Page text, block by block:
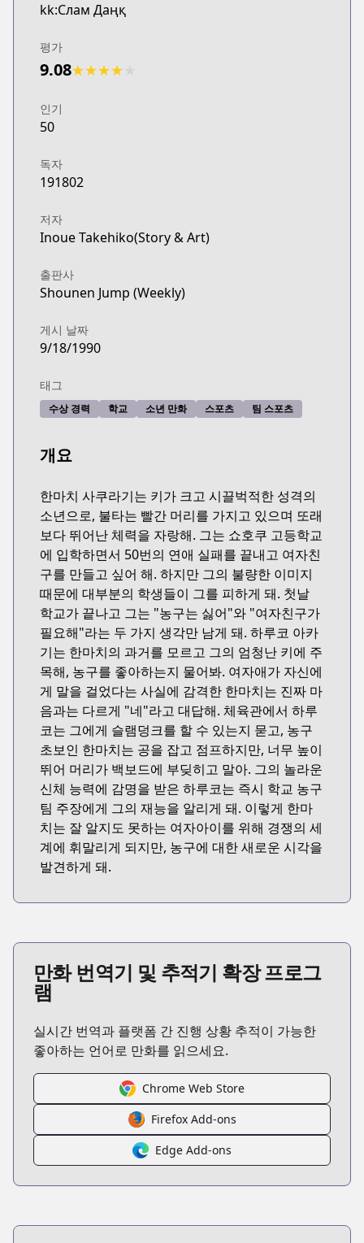
kk:Слам Даңқ
평가
9.08★★★★
인기
50
독자
191802
저자
Inoue Takehiko(Story & Art)
출판사
Shounen Jump (Weekly)
게시 날짜
9/18/1990
태그
수상 경력 학교 소년 만화 스포츠 팀 스포츠
개요
한마치 사쿠라기는 키가 크고 시끌벅적한 성격의
소년으로, 불타는 빨간 머리를 가지고 있으며 또래
보다 뛰어난 체력을 자랑해. 그는 쇼호쿠 고등학교
에 입학하면서 50번의 연애 실패를 끝내고 여자친
구를 만들고 싶어 해. 하지만 그의 불량한 이미지
때문에 대부분의 학생들이 그를 피하게 돼. 첫날
학교가 끝나고 그는 "농구는 싫어"와 "여자친구가
필요해"라는 두 가지 생각만 남게 돼. 하루코 아카
기는 한마치의 과거를 모르고 그의 엄청난 키에 주
목해, 농구를 좋아하는지 물어봐. 여자애가 자신에
게 말을 걸었다는 사실에 감격한 한마치는 진짜 마
음과는 다르게 "네"라고 대답해. 체육관에서 하루
코는 그에게 슬램덩크를 할 수 있는지 묻고, 농구
초보인 한마치는 공을 잡고 점프하지만, 너무 높이
뛰어 머리가 백보드에 부딪히고 말아. 그의 놀라운
신체 능력에 감명을 받은 하루코는 즉시 학교 농구
팀 주장에게 그의 재능을 알리게 돼. 이렇게 한마
치는 잘 알지도 못하는 여자아이를 위해 경쟁의 세
계에 휘말리게 되지만, 농구에 대한 새로운 시각을
발견하게 돼.
만화 번역기 및 추적기 확장 프로그
램
실시간 번역과 플랫폼 간 진행 상황 추적이 가능한
좋아하는 언어로 만화를 읽으세요.
Chrome Web Store
Firefox Add-ons
Edge Add-ons